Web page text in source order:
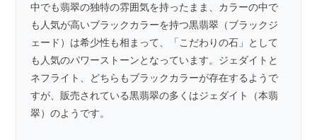
中でも翡翠の独特の雰囲気を持ったまま、カラーの中で
も人気が高いブラックカラーを持つ黒翡翠（ブラックジ
ェード）は希少性も相まって、「こだわりの石」として
も人気のパワーストーンとなっています。ジェダイトと
ネフライト、どちらもブラックカラーが存在するようで
すが、販売されている黒翡翠の多くはジェダイト（本翡
翠）のようです。